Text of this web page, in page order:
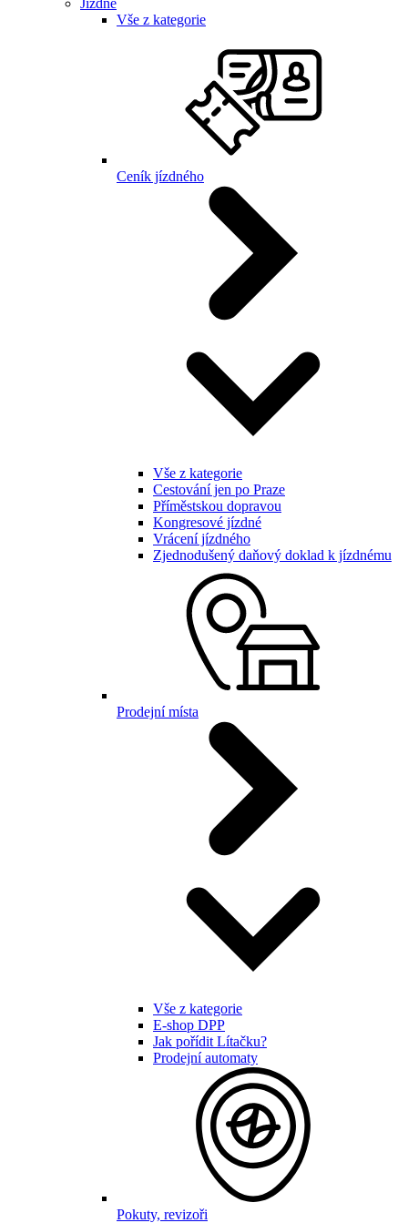
Vše z kategorie
Ceník jízdného
Vše z kategorie
Cestování jen po Praze
Příměstskou dopravou
Kongresové jízdné
Vrácení jízdného
Zjednodušený daňový doklad k jízdnému
Prodejní místa
Vše z kategorie
E-shop DPP
Jak pořídit Lítačku?
Prodejní automaty
Pokuty, revizoři